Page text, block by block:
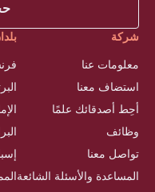
شركة
معلومات عنا
استضاف معنا
أحِط أصدقائك علمًا
وظائف
تواصل معنا
المساعدة والأسئلة الشائعة